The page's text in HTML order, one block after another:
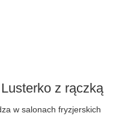
z rączką
w salonach fryzjerskich